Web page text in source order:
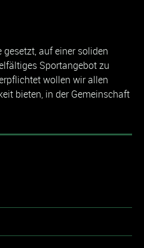
auf einer soliden
Sportangebot zu
wollen wir allen
bieten, in der Gemeinschaft